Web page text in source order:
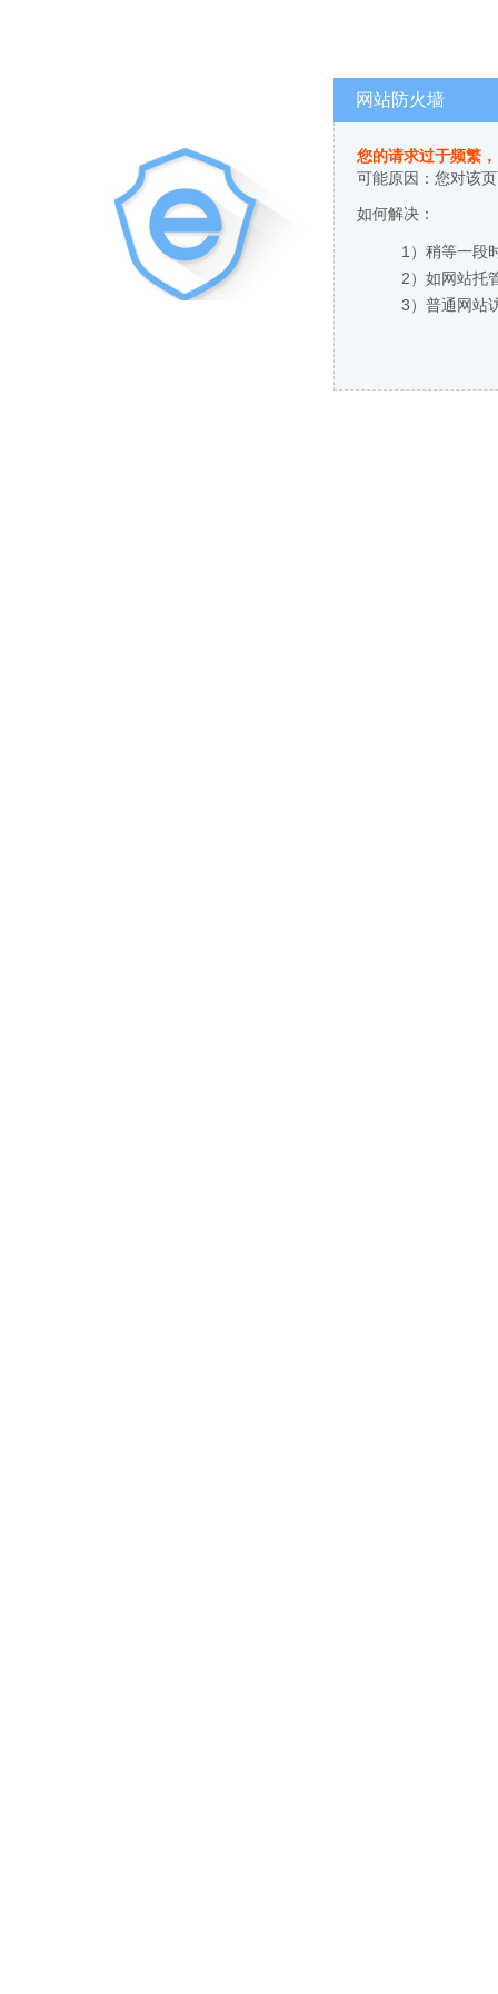
网站防火墙
您的请求过于频繁
可能原因：您对该
如何解决：
1）稍等一段
2）如网站托
3）普通网站